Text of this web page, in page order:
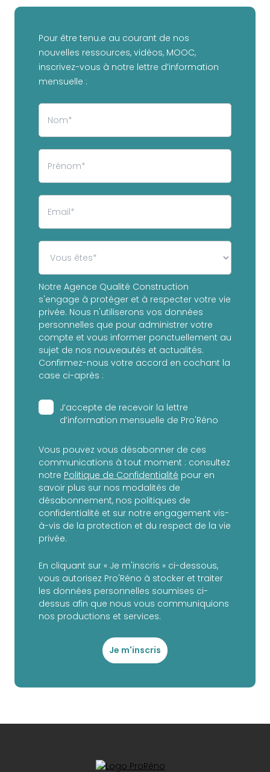
Pour être tenu.e au courant de nos
nouvelles ressources, vidéos, MOOC,
inscrivez-vous à notre lettre d’information
mensuelle :
Notre Agence Qualité Construction
s'engage à protéger et à respecter votre vie
privée. Nous n'utiliserons vos données
personnelles que pour administrer votre
compte et vous informer ponctuellement au
sujet de nos nouveautés et actualités.
Confirmez-nous votre accord en cochant la
case ci-après :
J’accepte de recevoir la lettre
d’information mensuelle de Pro'Réno
Vous pouvez vous désabonner de ces
communications à tout moment : consultez
notre Politique de Confidentialité pour en
savoir plus sur nos modalités de
désabonnement, nos politiques de
confidentialité et sur notre engagement vis-
à-vis de la protection et du respect de la vie
privée.
En cliquant sur « Je m'inscris » ci-dessous,
vous autorisez Pro'Réno à stocker et traiter
les données personnelles soumises ci-
dessus afin que nous vous communiquions
nos productions et services.
Je m'inscris